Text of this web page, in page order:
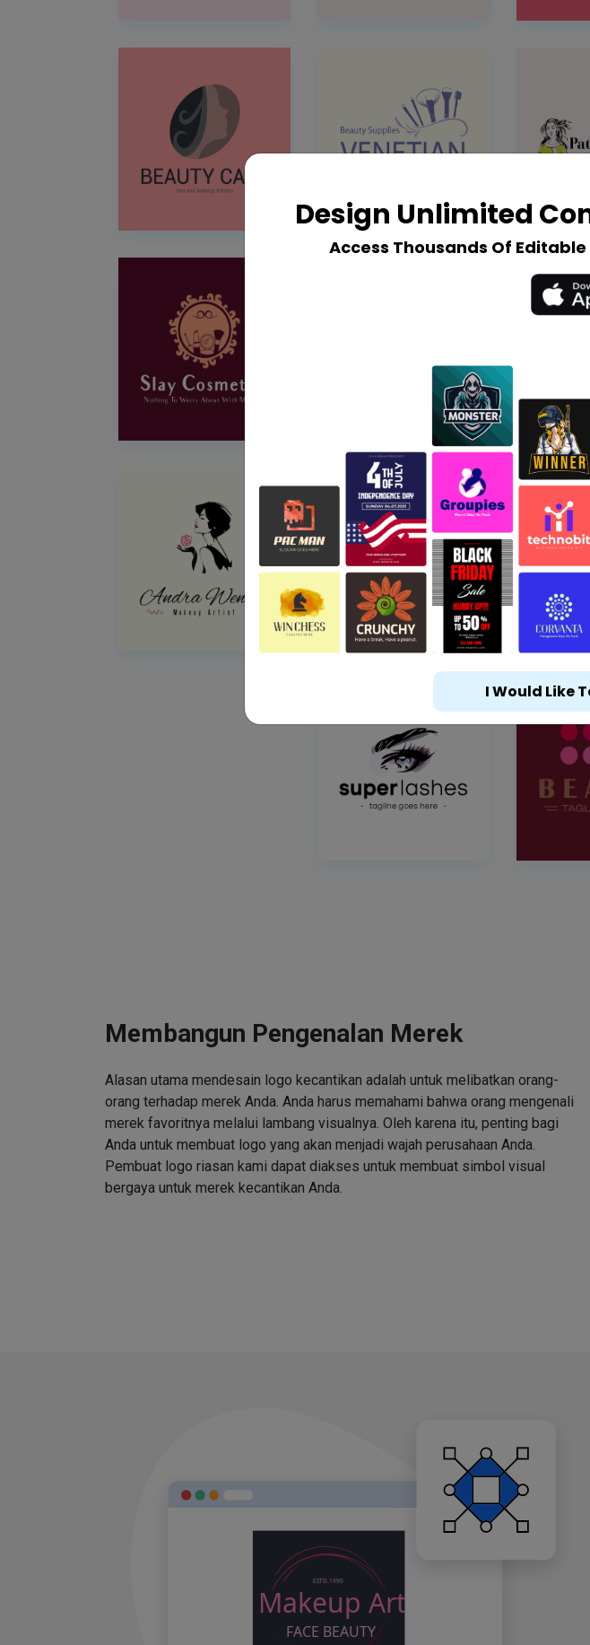
Membangun Pengenalan Merek
Alasan utama mendesain logo kecantikan adalah untuk melibatkan orang-
orang terhadap merek Anda. Anda harus memahami bahwa orang mengenali
merek favoritnya melalui lambang visualnya. Oleh karena itu, penting bagi
Anda untuk membuat logo yang akan menjadi wajah perusahaan Anda.
Pembuat logo riasan kami dapat diakses untuk membuat simbol visual
bergaya untuk merek kecantikan Anda.
Design Unlimited
Access Thousands Of
I Would Like